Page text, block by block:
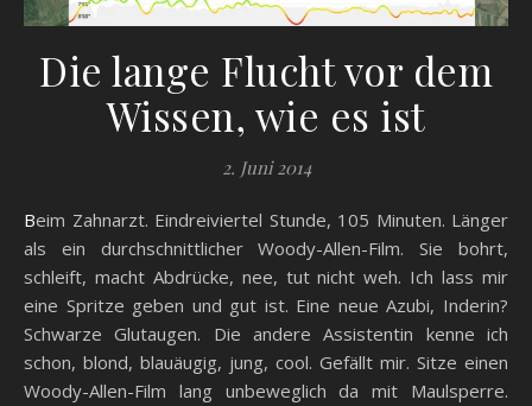
Die lange Flucht vor dem
Wissen, wie es ist
2. Juni 2014
Beim Zahnarzt. Eindreiviertel Stunde, 105 Minuten. Länger
als ein durchschnittlicher Woody-Allen-Film. Sie bohrt,
schleift, macht Abdrücke, nee, tut nicht weh. Ich lass mir
eine Spritze geben und gut ist. Eine neue Azubi, Inderin?
Schwarze Glutaugen. Die andere Assistentin kenne ich
schon, blond, blauäugig, jung, cool. Gefällt mir. Sitze einen
Woody-Allen-Film lang unbeweglich da mit Maulsperre.